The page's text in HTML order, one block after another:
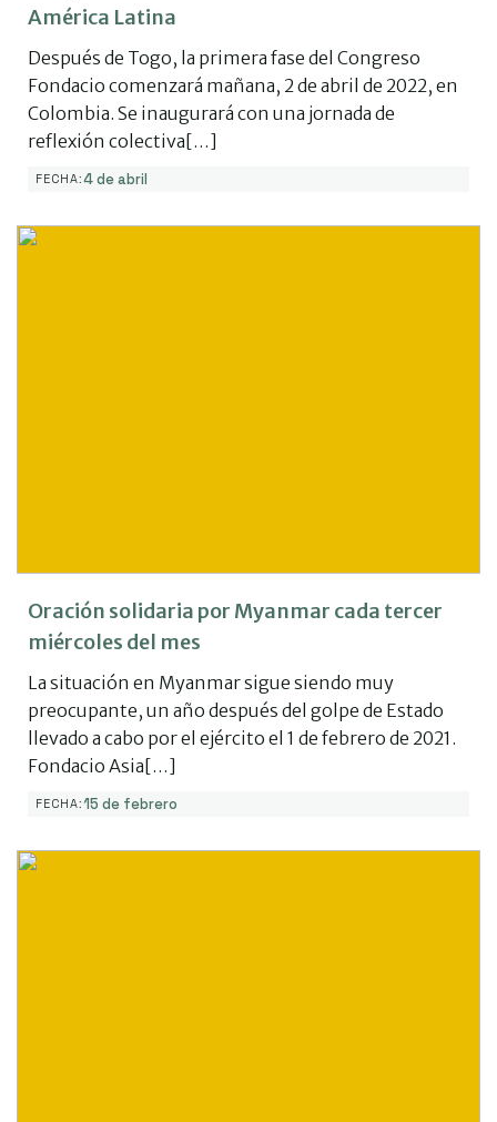
América Latina
Después de Togo, la primera fase del Congreso
Fondacio comenzará mañana, 2 de abril de 2022, en
Colombia. Se inaugurará con una jornada de
reflexión colectiva[…]
FECHA:4 de abril
Oración solidaria por Myanmar cada tercer
miércoles del mes
La situación en Myanmar sigue siendo muy
preocupante, un año después del golpe de Estado
llevado a cabo por el ejército el 1 de febrero de 2021.
Fondacio Asia[…]
FECHA:15 de febrero